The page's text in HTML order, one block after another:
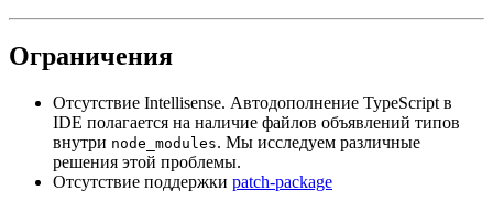
Ограничения
Отсутствие Intellisense. Автодополнение TypeScript в
IDE полагается на наличие файлов объявлений типов
внутри node_modules. Мы исследуем различные
решения этой проблемы.
Отсутствие поддержки patch-package